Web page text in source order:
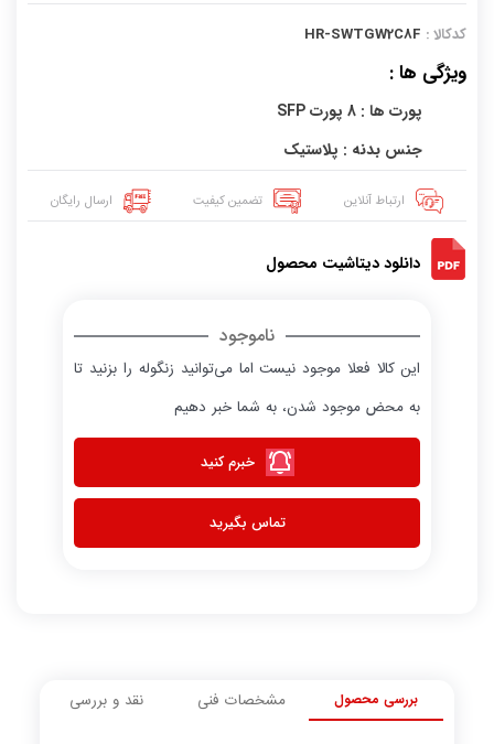
کدکالا : HR-SWTGW2C8F
ویژگی ها :
پورت ها : 8 پورت SFP
جنس بدنه : پلاستیک
ارتباط آنلاین تضمین کیفیت ارسال رایگان
دانلود دیتاشیت محصول
ناموجود
این کالا فعلا موجود نیست اما می‌توانید زنگوله را بزنید تا
به محض موجود شدن، به شما خبر دهیم
خبرم کنید
تماس بگیرید
بررسی محصول مشخصات فنی نقد و بررسی